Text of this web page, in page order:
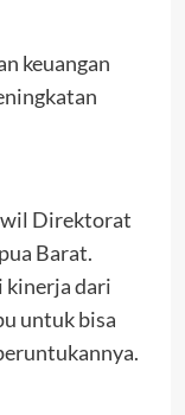
keuangan
Direktorat
Barat.
kinerja dari
untuk bisa